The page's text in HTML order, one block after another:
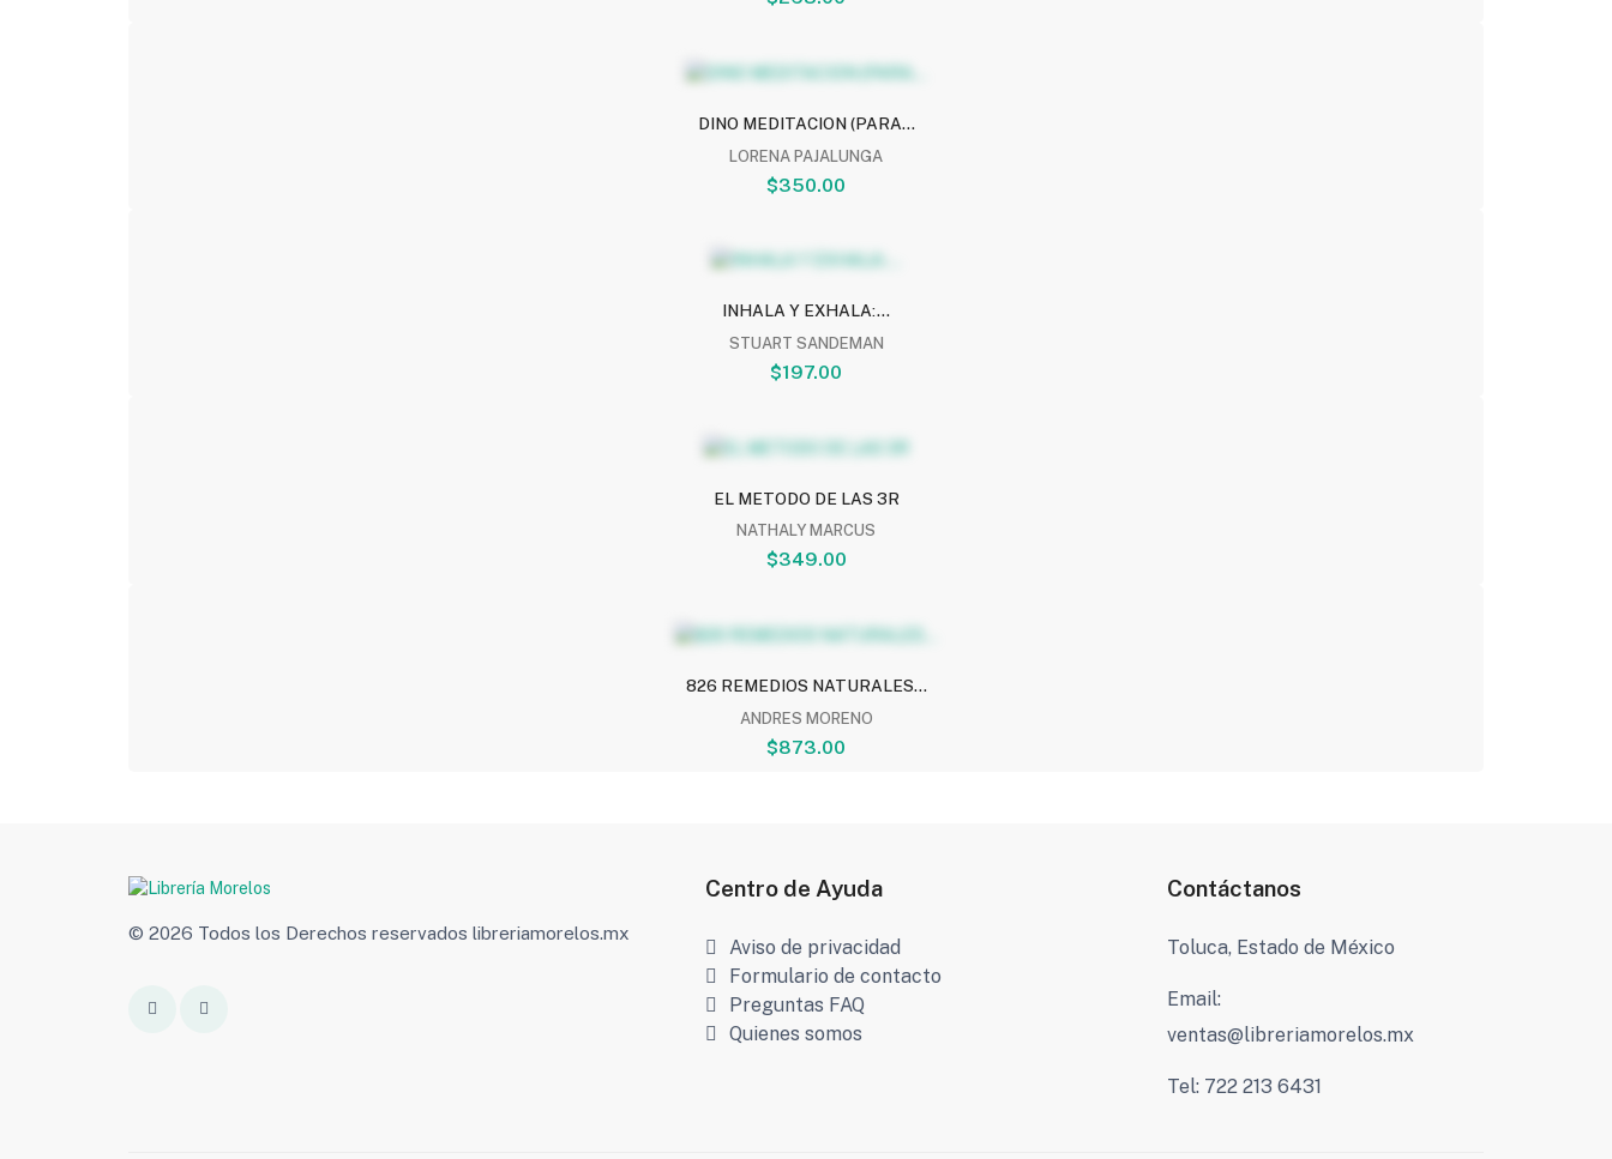
DINO MEDITACION (PARA...
LORENA PAJALUNGA
$350.00
INHALA Y EXHALA:...
STUART SANDEMAN
$197.00
EL METODO DE LAS 3R
NATHALY MARCUS
$349.00
826 REMEDIOS NATURALES...
ANDRES MORENO
$873.00
© 2026 Todos los Derechos reservados libreriamorelos.mx
Centro de Ayuda
Aviso de privacidad
Formulario de contacto
Preguntas FAQ
Quienes somos
Contáctanos
Toluca, Estado de México
Email:
ventas@libreriamorelos.mx
Tel: 722 213 6431